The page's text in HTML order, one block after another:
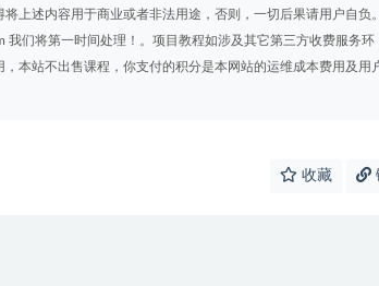
上述内容用于商业或者非法用途，否则，一切后果请用户自负。
们将第一时间处理！。项目教程如涉及其它第三方收费服务环
本站不出售课程，你支付的积分是本网站的运维成本费用及用
收藏